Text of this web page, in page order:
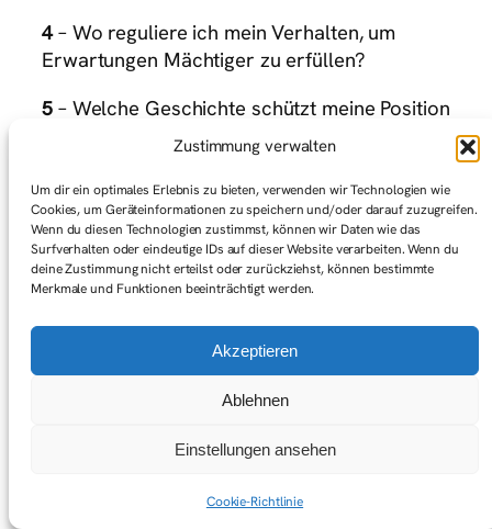
Zustimmung verwalten
Um dir ein optimales Erlebnis zu bieten, verwenden wir Technologien wie
Cookies, um Geräteinformationen zu speichern und/oder darauf zuzugreifen.
Wenn du diesen Technologien zustimmst, können wir Daten wie das
Surfverhalten oder eindeutige IDs auf dieser Website verarbeiten. Wenn du
deine Zustimmung nicht erteilst oder zurückziehst, können bestimmte
Merkmale und Funktionen beeinträchtigt werden.
Akzeptieren
Ablehnen
Einstellungen ansehen
Cookie-Richtlinie
4– Wo reguliere ich mein Verhalten, um
Erwartungen Mächtiger zu erfüllen?
5– Welche Geschichte schützt meine Position
6– Was würde passieren, wenn ich mein
Spiel leicht verändere?
– Rollen
keinem